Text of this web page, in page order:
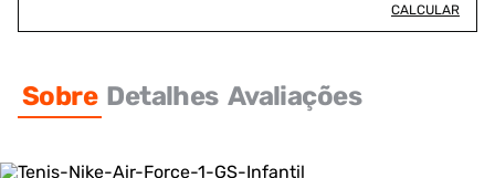
CALCULAR
Sobre Detalhes Avaliações